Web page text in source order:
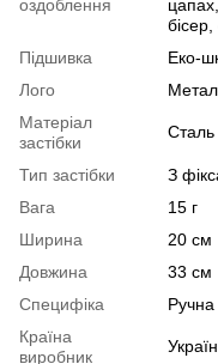
оздоблення
Підшивка
Еко-
Лого
Матеріал
застібки
Сталь
Тип застібки
З
Вага
15 г
Ширина
20 см
Довжина
33 см
Специфіка
Ручна
Країна
виробник